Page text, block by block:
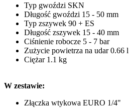
Typ gwoździ SKN
Długość gwoździ 15 - 50 mm
Typ zszywek 90 + ES
Długość zszywek 15 - 40 mm
Ciśnienie robocze 5 - 7 bar
Zużycie powietrza na udar 0.66 l
Ciężar 1.1 kg
W zestawie:
Złączka wtykowa EURO 1/4"